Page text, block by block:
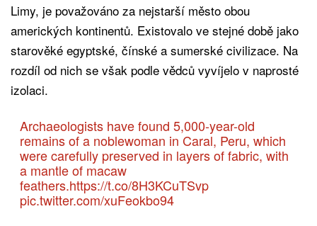
Limy, je považováno za nejstarší město obou
amerických kontinentů. Existovalo ve stejné době jako
starověké egyptské, čínské a sumerské civilizace. Na
rozdíl od nich se však podle vědců vyvíjelo v naprosté
izolaci.
Archaeologists have found 5,000-year-old
remains of a noblewoman in Caral, Peru, which
were carefully preserved in layers of fabric, with
a mantle of macaw
feathers.https://t.co/8H3KCuTSvp
pic.twitter.com/xuFeokbo94